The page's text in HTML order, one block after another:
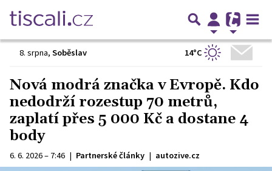
8. srpna, Soběslav 14°C
Nová modrá značka v Evropě. Kdo
nedodrží rozestup 70 metrů,
zaplatí přes 5 000 Kč a dostane 4
body
6. 6. 2026 – 7:46 | Partnerské články | autozive.cz